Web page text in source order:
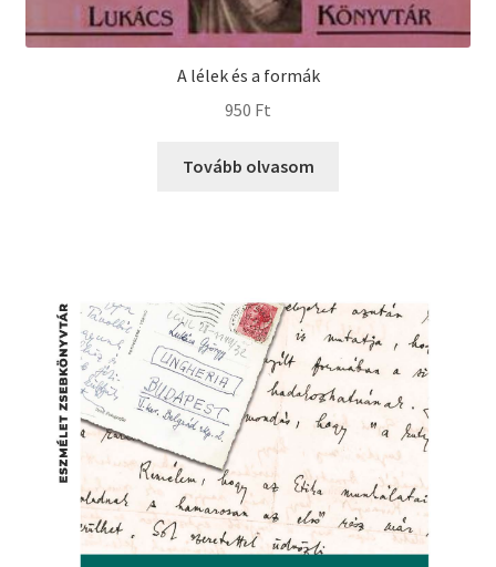
A lélek és a formák
950 Ft
Tovább olvasom